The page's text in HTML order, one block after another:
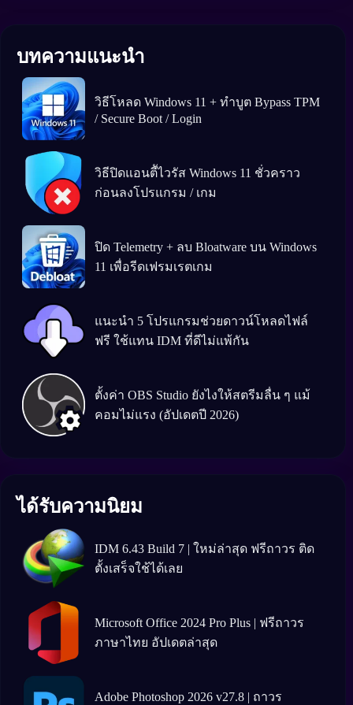
บทความแนะนำ
วิธีโหลด Windows 11 + ทำบูต Bypass TPM
/ Secure Boot / Login
วิธีปิดแอนตีัไวรัส Windows 11 ชั่วคราว
ก่อนลงโปรแกรม / เกม
ปิด Telemetry + ลบ Bloatware บน Windows
11 เพื่อรีดเฟรมเรตเกม
แนะนำ 5 โปรแกรมช่วยดาวน์โหลดไฟล์
ฟรี ใช้แทน IDM ที่ดีไม่แพ้กัน
ตั้งค่า OBS Studio ยังไงให้สตรีมลื่น ๆ แม้
คอมไม่แรง (อัปเดตปี 2026)
ได้รับความนิยม
IDM 6.43 Build 7 | ใหม่ล่าสุด ฟรีถาวร ติด
ตั้งเสร็จใช้ได้เลย
Microsoft Office 2024 Pro Plus | ฟรีถาวร
ภาษาไทย อัปเดตล่าสุด
Adobe Photoshop 2026 v27.8 | ถาวร